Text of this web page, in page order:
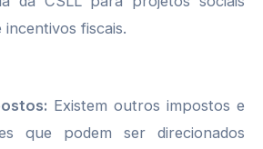
incentivos fiscais.
Existem outros impostos e
que podem ser direcionados